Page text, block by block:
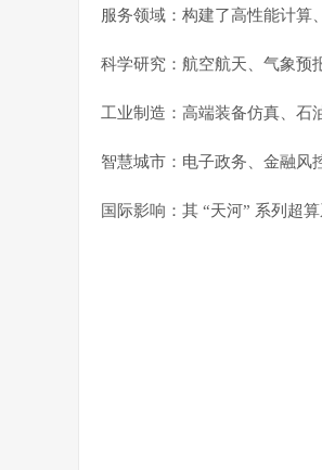
服务领域：构建了高性能计算
科学研究：航空航天、气象预
工业制造：高端装备仿真、石
智慧城市：电子政务、金融风
国际影响：其 “天河” 系列超